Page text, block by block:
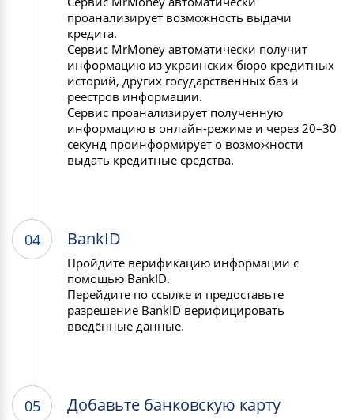
проанализирует возможность выдачи
кредита.
Сервис MrMoney автоматически получит
информацию из украинских бюро кредитных
историй, других государственных баз и
реестров информации.
Сервис проанализирует полученную
информацию в онлайн-режиме и через 20–30
секунд проинформирует о возможности
выдать кредитные средства.
BankID
Пройдите верификацию информации с
помощью BankID.
Перейдите по ссылке и предоставьте
разрешение BankID верифицировать
введённые данные.
04
Добавьте банковскую карту
05